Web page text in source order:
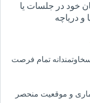
خود در جلسات یا
و دریاچه
تمام فرصت
و موقعیت منحصر